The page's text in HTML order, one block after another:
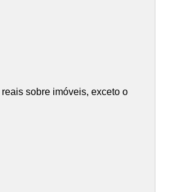
sobre imóveis, exceto o